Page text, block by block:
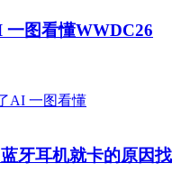
图看懂WWDC26
牙耳机就卡的原因找